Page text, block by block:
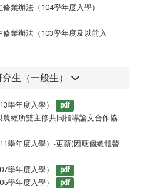
業辦法（104學年度入學）
修業辦法（103學年度及以前入
生（一般生）
學年度入學） pdf
農經所雙主修共同指導論文合作協
學年度入學）-更新(因應個總體替
學年度入學） pdf
學年度入學） pdf